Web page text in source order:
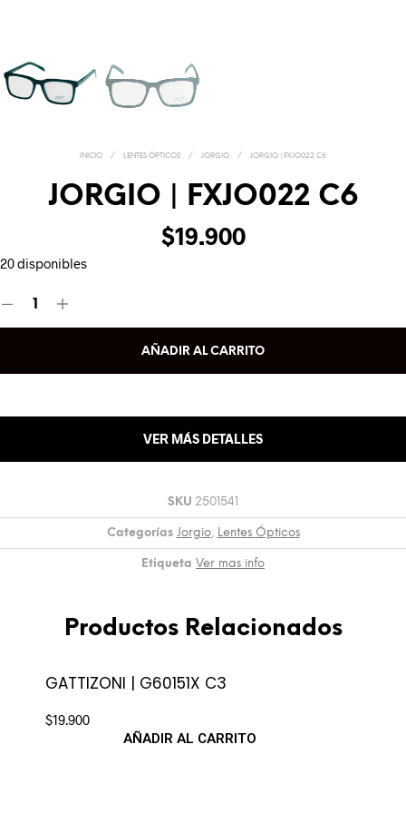
INICIO / LENTES ÓPTICOS / JORGIO / JORGIO | FXJO022 C6
JORGIO | FXJO022 C6
$19.900
20 disponibles
AÑADIR AL CARRITO
VER MÁS DETALLES
SKU 2501541
Categorías Jorgio, Lentes Ópticos
Etiqueta Ver mas info
Productos Relacionados
GATTIZONI | G60151X C3
$19.900
AÑADIR AL CARRITO